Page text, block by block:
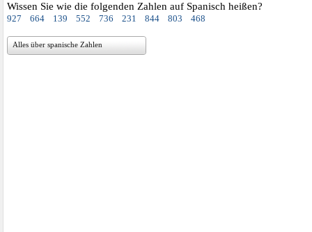
Wissen Sie wie die folgenden Zahlen auf Spanisch heißen?
927 664 139 552 736 231 844 803 468
Alles über spanische Zahlen